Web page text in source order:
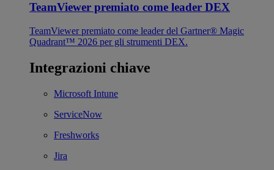
TeamViewer premiato come leader DEX
TeamViewer premiato come leader del Gartner® Magic
Quadrant™ 2026 per gli strumenti DEX.
Integrazioni chiave
Microsoft Intune
ServiceNow
Freshworks
Jira